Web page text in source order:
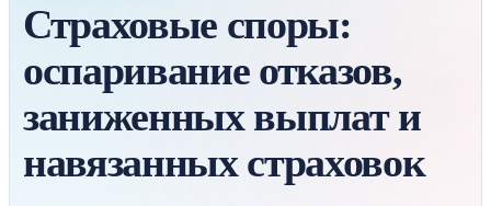
Страховые споры:
оспаривание отказов,
заниженных выплат и
навязанных страховок